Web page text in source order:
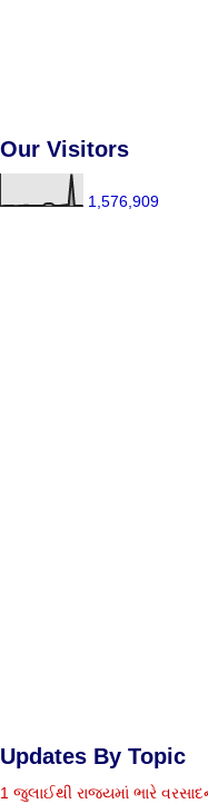
Our Visitors
1,576,909
Updates By Topic
1 જુલાઈથી રાજ્યમાં ભારે